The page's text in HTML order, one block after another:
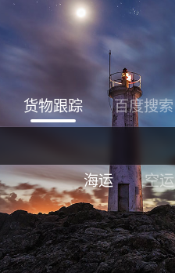
货物跟踪 百度搜索
海运 空运